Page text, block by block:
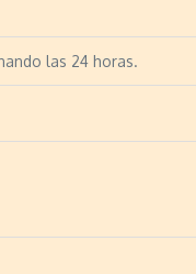
las 24 horas.